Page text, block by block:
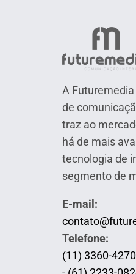
A
de
traz ao
há de mais
tecnologia de
segmento de
E-mail:
Telefone:
(11) 3360-4270